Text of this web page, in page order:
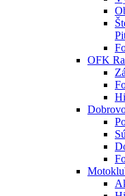
OFK